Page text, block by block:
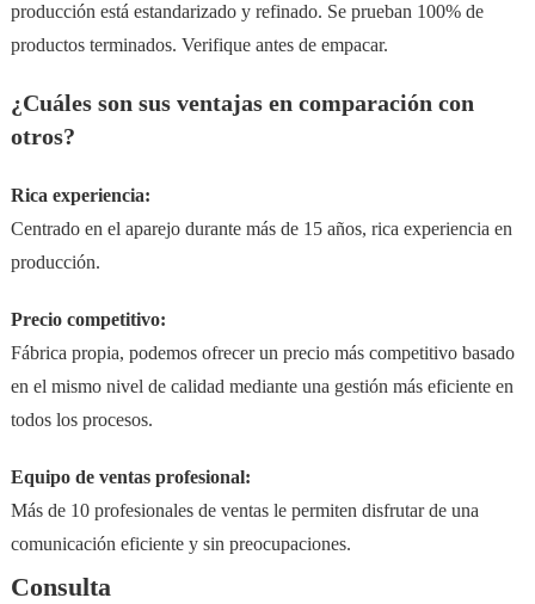
producción está estandarizado y refinado. Se prueban 100% de
productos terminados. Verifique antes de empacar.
¿Cuáles son sus ventajas en comparación con
otros?
Rica experiencia:
Centrado en el aparejo durante más de 15 años, rica experiencia en
producción.
Precio competitivo:
Fábrica propia, podemos ofrecer un precio más competitivo basado
en el mismo nivel de calidad mediante una gestión más eficiente en
todos los procesos.
Equipo de ventas profesional:
Más de 10 profesionales de ventas le permiten disfrutar de una
comunicación eficiente y sin preocupaciones.
Consulta